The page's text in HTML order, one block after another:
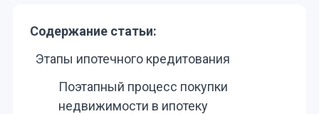
Содержание статьи:
Этапы ипотечного кредитования
Поэтапный процесс покупки
недвижимости в ипотеку